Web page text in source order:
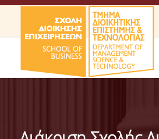
ΤΟ ΤΜΗΜΑ
ΤΑΥΤΟΤΗΤΑ ΤΟΥ